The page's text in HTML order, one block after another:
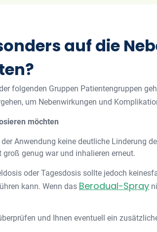
auf die
folgenden Gruppen Patientengruppen
um Nebenwirkungen und
möchten
Anwendung keine deutliche Linderung
genug war und inhalieren erneut.
oder Tagesdosis sollte jedoch
kann. Wenn das Berodual-Spray
und Ihnen eventuell ein